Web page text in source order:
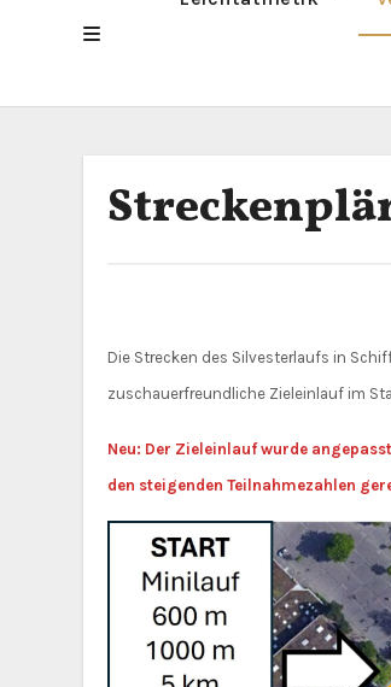
Die Strecken des Silvesterlaufs in Schifferstadt wurden im Jahr 2012 angepasst. Neu eingeführt wurde eine 5 km Strecke und der
zuschauerfreundliche Zieleinlauf im
Neu: Der Zieleinlauf wurde
den steigenden Teilnahmezahlen